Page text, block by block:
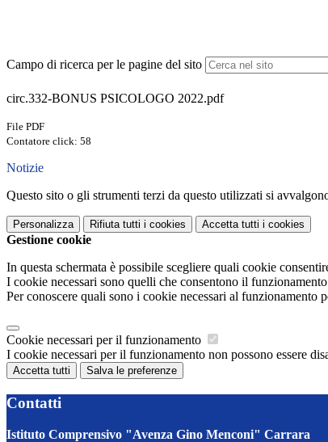
Campo di ricerca per le pagine del sito
circ.332-BONUS PSICOLOGO 2022.pdf
File PDF
Contatore click: 58
Notizie
Questo sito o gli strumenti terzi da questo utilizzati si
Personalizza Rifiuta tutti i cookies Accetta tutti i cookies
Gestione cookie
In questa schermata è possibile scegliere quali cookie
I cookie necessari sono quelli che consentono il
Per conoscere quali sono i cookie necessari al funzionamento
Cookie necessari per il funzionamento
I cookie necessari per il funzionamento non possono essere
Accetta tutti Salva le preferenze
Contatti
Istituto Comprensivo "Avenza Gino Menconi" Carrara